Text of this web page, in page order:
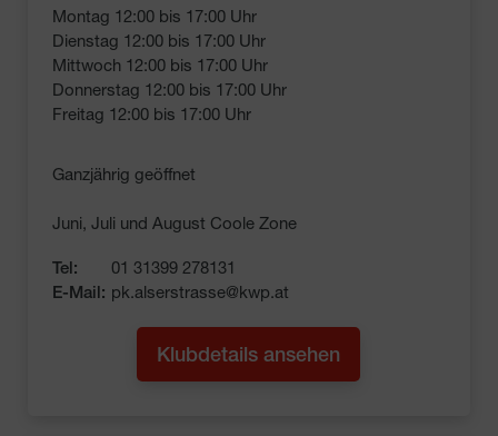
Montag 12:00 bis 17:00 Uhr
Dienstag 12:00 bis 17:00 Uhr
Mittwoch 12:00 bis 17:00 Uhr
Donnerstag 12:00 bis 17:00 Uhr
Freitag 12:00 bis 17:00 Uhr
Ganzjährig geöffnet
Juni, Juli und August Coole Zone
Tel:
01 31399 278131
E-Mail: pk.alserstrasse@kwp.at
Klubdetails ansehen